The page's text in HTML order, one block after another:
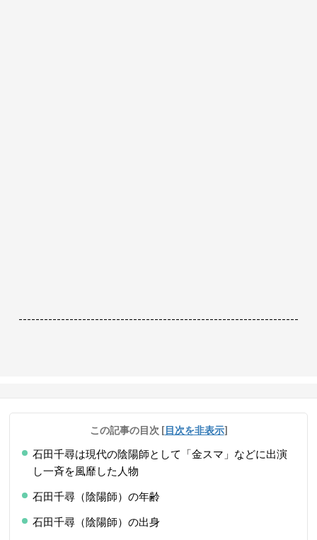
------------------------------------------------------------------
この記事の目次 [目次を非表示]
石田千尋は現代の陰陽師として「金スマ」などに出演
し一斉を風靡した人物
石田千尋（陰陽師）の年齢
石田千尋（陰陽師）の出身